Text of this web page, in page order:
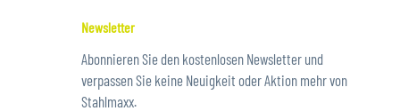
Newsletter
Abonnieren Sie den kostenlosen Newsletter und
verpassen Sie keine Neuigkeit oder Aktion mehr von
Stahlmaxx.